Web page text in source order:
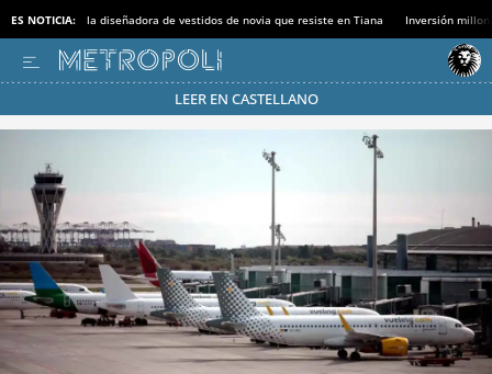
ES NOTICIA: la diseñadora de vestidos de novia que resiste en Tiana Inversión
LEER EN CASTELLANO
Pásate al MODO AHORRO